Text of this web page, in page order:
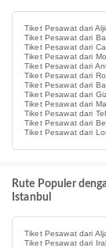
Tiket Pesawat dari
Tiket Pesawat dari
Tiket Pesawat dari
Tiket Pesawat dari
Tiket Pesawat dari
Tiket Pesawat dari
Tiket Pesawat dari
Tiket Pesawat dari
Tiket Pesawat dari
Tiket Pesawat dari
Tiket Pesawat dari
Tiket Pesawat dari
Rute Populer
Istanbul
Tiket Pesawat dari
Tiket Pesawat dari